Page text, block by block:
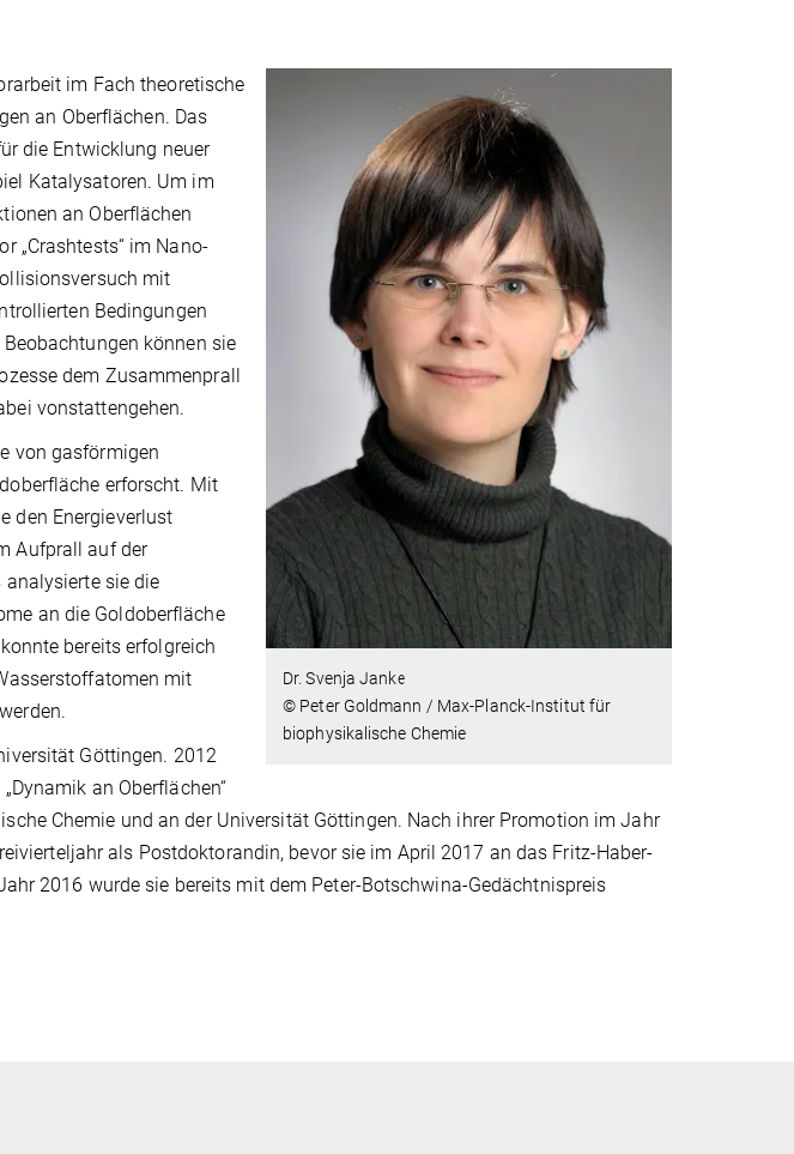
Dr. Svenja Janke
© Peter Goldmann / Max-Planck-Institut für
biophysikalische Chemie
im Fach theoretische
an Oberflächen. Das
die Entwicklung neuer
Katalysatoren. Um im
an Oberflächen
„Crashtests“ im Nano-
mit
Bedingungen
können sie
dem Zusammenprall
vonstattengehen.
von gasförmigen
erforscht. Mit
den Energieverlust
Aufprall auf der
analysierte sie die
an die Goldoberfläche
bereits erfolgreich
mit
Göttingen. 2012
an Oberflächen“
Chemie und an der Universität Göttingen. Nach ihrer Promotion im Jahr
als Postdoktorandin, bevor sie im April 2017 an das Fritz-Haber-
2016 wurde sie bereits mit dem Peter-Botschwina-Gedächtnispreis